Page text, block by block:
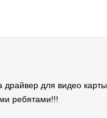
драйвер для видео
ребятами!!!